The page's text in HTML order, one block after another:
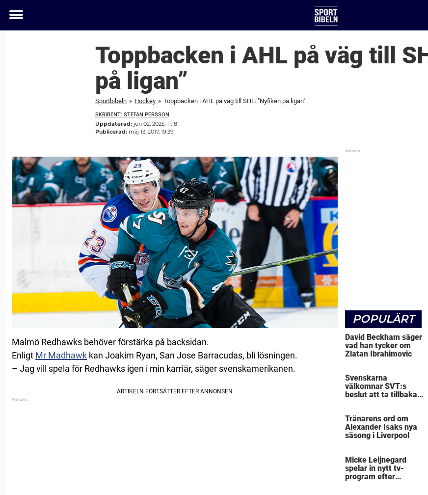
Toggle
Toppbacken i AHL på väg till
på ligan”
Sportbibeln » Hockey » Toppbacken i AHL på väg till SHL: "Nyfiken på ligan"
SKRIBENT: STEFAN PERSSON
Uppdaterad: jun 02, 2025, 11:18
Publicerad: maj 13, 2017, 19:39
Malmö Redhawks behöver förstärka på backsidan.
Enligt Mr Madhawk kan Joakim Ryan, San Jose Barracudas, bli lösningen.
– Jag vill spela för Redhawks igen i min karriär, säger svenskamerikanen.
POPULÄRT
David Beckham säger
vad han tycker om
Zlatan Ibrahimovic
Svenskarna
välkomnar SVT:s
beslut att ta tillbaka
Tränarens ord om
Alexander Isaks nya
säsong i Liverpool
Micke Leijnegard
spelar in nytt tv-
program efter